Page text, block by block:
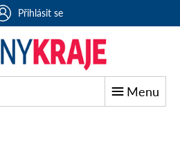
Přihlásit se
Menu